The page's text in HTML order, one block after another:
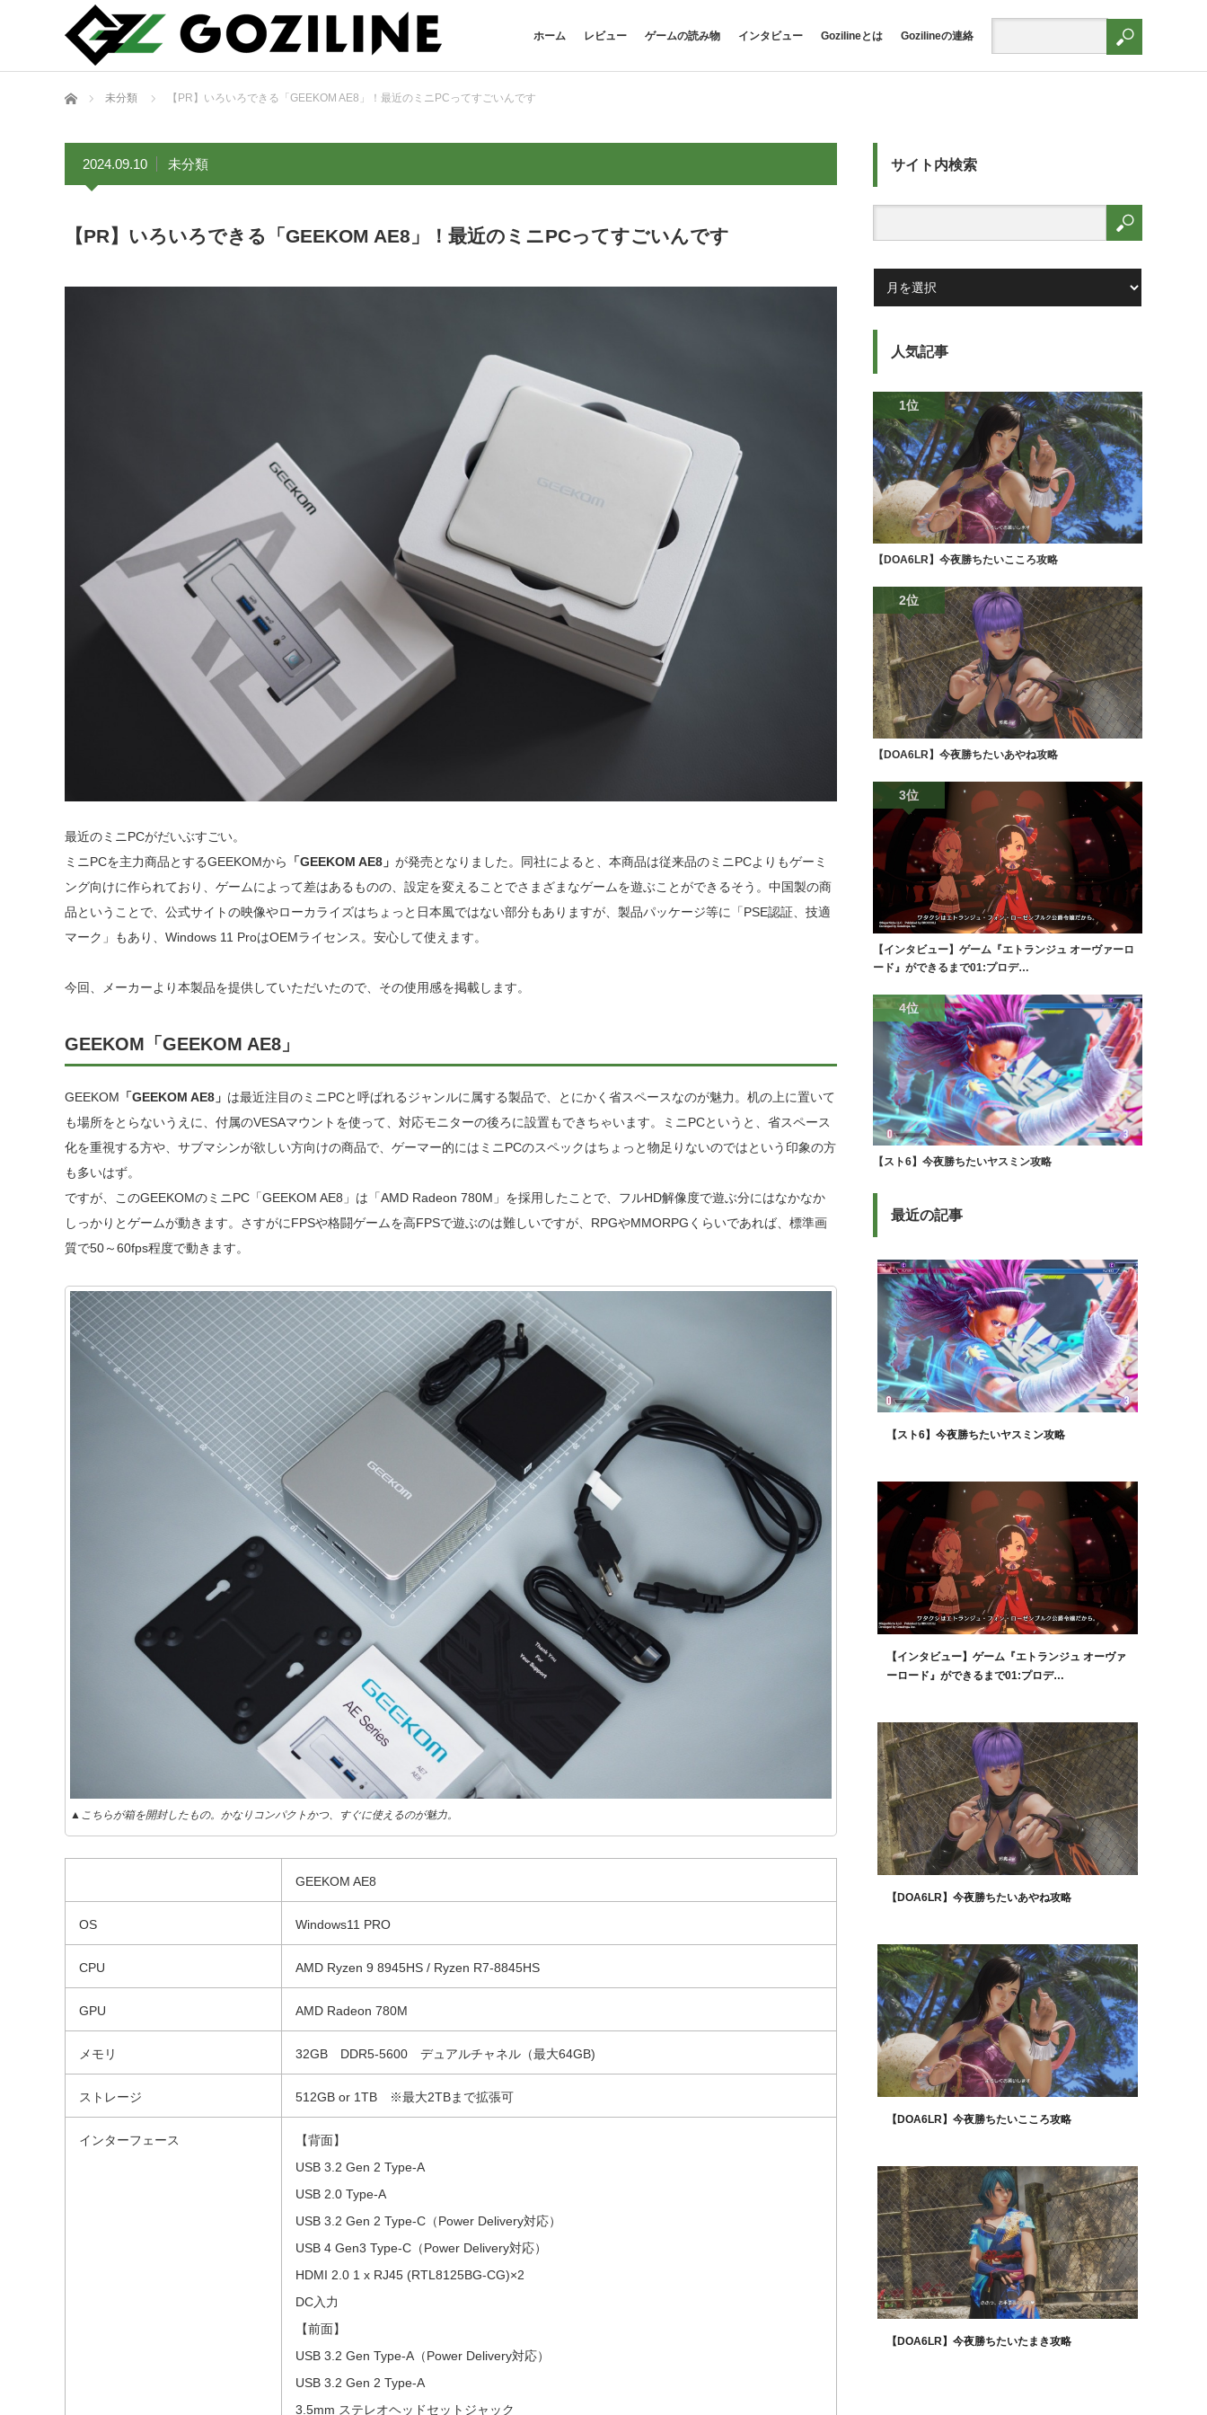
ホーム レビュー ゲームの読み物 インタビュー Gozilineとは Gozilineの連絡
ホーム 未分類 【PR】いろいろできる「GEEKOM AE8」！最近のミニPCってすごいんです
2024.09.10 未分類
【PR】いろいろできる「GEEKOM AE8」！最近のミニPCってすごいんです
最近のミニPCがだいぶすごい。
ミニPCを主力商品とするGEEKOMから
「GEEKOM AE8」 が発売となりました。同社によると、本商品は従来品のミニPCよりもゲーミ
ング向けに作られており、ゲームによって差はあるものの、設定を変えることでさまざまなゲームを遊ぶことができるそう。中国製の商
品ということで、公式サイトの映像やローカライズはちょっと日本風ではない部分もありますが、製品パッケージ等に「PSE認証、技適
マーク」もあり、Windows 11 ProはOEMライセンス。安心して使えます。
今回、メーカーより本製品を提供していただいたので、その使用感を掲載します。
GEEKOM「 GEEKOM AE8 」
GEEKOM 「GEEKOM AE8」 は最近注目のミニPCと呼ばれるジャンルに属する製品で、とにかく省スペースなのが魅力。机の上に置いて
も場所をとらないうえに、付属のVESAマウントを使って、対応モニターの後ろに設置もできちゃいます。ミニPCというと、省スペース
化を重視する方や、サブマシンが欲しい方向けの商品で、ゲーマー的にはミニPCのスペックはちょっと物足りないのではという印象の方
も多いはず。
ですが、このGEEKOMのミニPC「GEEKOM AE8」は「AMD Radeon 780M」を採用したことで、フルHD解像度で遊ぶ分にはなかなか
しっかりとゲームが動きます。さすがにFPSや格闘ゲームを高FPSで遊ぶのは難しいですが、RPGやMMORPGくらいであれば、標準画
質で50～60fps程度で動きます。
▲こちらが箱を開封したもの。かなりコンパクトかつ、すぐに使えるのが魅力。
GEEKOM AE8
OS Windows11 PRO
CPU AMD Ryzen 9 8945HS / Ryzen R7-8845HS
GPU AMD Radeon 780M
メモリ 32GB DDR5-5600 デュアルチャネル（最大64GB)
ストレージ 512GB or 1TB ※最大2TBまで拡張可
インターフェース
【背面】
USB 3.2 Gen 2 Type-A
USB 2.0 Type-A
USB 3.2 Gen 2 Type-C（Power Delivery対応）
USB 4 Gen3 Type-C（Power Delivery対応）
HDMI 2.0 1 x RJ45 (RTL8125BG-CG)×2
DC入力
【前面】
USB 3.2 Gen Type-A（Power Delivery対応）
USB 3.2 Gen 2 Type-A
3.5mm ステレオヘッドセットジャック
サイト内検索
人気記事
1位
【DOA6LR】今夜勝ちたいこころ攻略
2位
【DOA6LR】今夜勝ちたいあやね攻略
3位
【インタビュー】ゲーム『エトランジュ オーヴァーロ
ード』ができるまで01:プロデ…
4位
【スト6】今夜勝ちたいヤスミン攻略
最近の記事
【スト6】今夜勝ちたいヤスミン攻略
【インタビュー】ゲーム『エトランジュ オーヴァ
ーロード』ができるまで01:プロデ…
【DOA6LR】今夜勝ちたいあやね攻略
【DOA6LR】今夜勝ちたいこころ攻略
【DOA6LR】今夜勝ちたいたまき攻略